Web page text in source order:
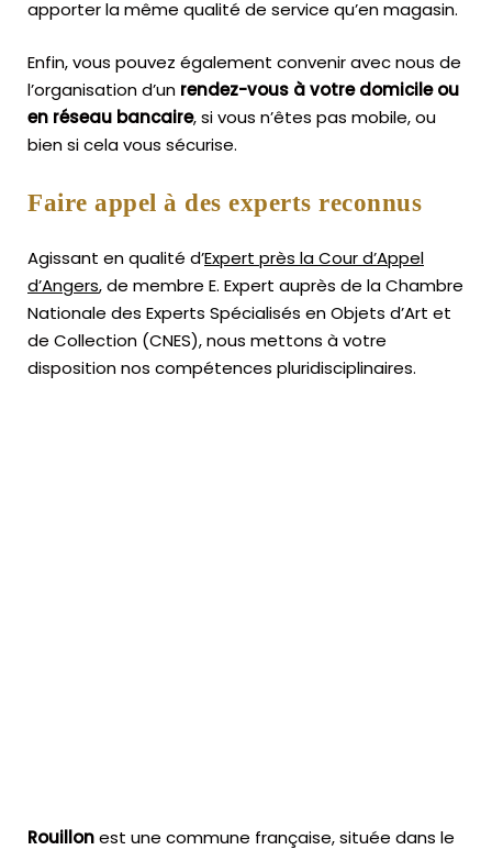
apporter la même qualité de service qu’en magasin.
Enfin, vous pouvez également convenir avec nous de
l’organisation d’un rendez-vous à votre domicile ou
en réseau bancaire, si vous n’êtes pas mobile, ou
bien si cela vous sécurise.
Faire appel à des experts reconnus
Agissant en qualité d’Expert près la Cour d’Appel
d’Angers, de membre E. Expert auprès de laChambre
Nationale des Experts Spécialisés en Objets d’Art et
de Collection (CNES),nous mettons à votre
disposition nos compétences pluridisciplinaires.
Rouillonest une commune française, située dans le